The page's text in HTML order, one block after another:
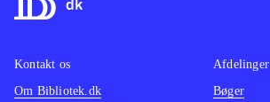
Kontakt os
Om Bibliotek.dk
Afdelinger
Bøger